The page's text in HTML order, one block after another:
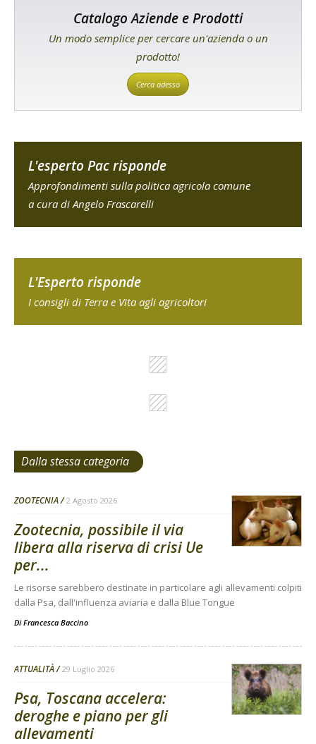
Catalogo Aziende e Prodotti
Un modo semplice per cercare un'azienda o un
prodotto!
Cerca adesso
L'esperto Pac risponde
Approfondimenti sulla politica agricola comune
a cura di Angelo Frascarelli
L'Esperto risponde
I consigli di Terra e Vita agli agricoltori
Dalla stessa categoria
ZOOTECNIA 2 Agosto 2026
Zootecnia, possibile il via
libera alla riserva di crisi Ue
per...
Le risorse sarebbero destinate in particolare agli allevamenti colpiti
dalla Psa, dall'influenza aviaria e dalla Blue Tongue
Di Francesca Baccino
ATTUALITÀ 29 Luglio 2026
Psa, Toscana accelera:
deroghe e piano per gli
allevamenti